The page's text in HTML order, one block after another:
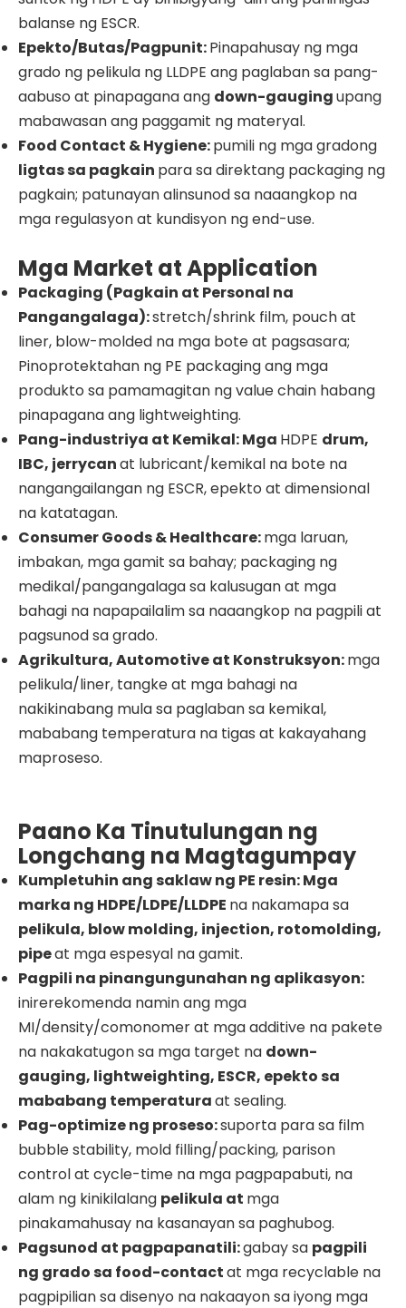
balanse ng ESCR.
Epekto/Butas/Pagpunit:Pinapahusay ng mga
grado ng pelikula ng LLDPE ang paglaban sa pang-
aabuso at pinapagana ang down-gaugingupang
mabawasan ang paggamit ng materyal.
Food Contact & Hygiene:pumili ng mga gradong
ligtas sa pagkain para sa direktang packaging ng
pagkain; patunayan alinsunod sa naaangkop na
mga regulasyon at kundisyon ng end-use.
Mga Market at Application
Packaging (Pagkain at Personal na
Pangangalaga):stretch/shrink film, pouch at
liner, blow-molded na mga bote at pagsasara;
Pinoprotektahan ng PE packaging ang mga
produkto sa pamamagitan ng value chain habang
pinapagana ang lightweighting.
Pang-industriya at Kemikal: Mga HDPE drum,
IBC, jerrycanat lubricant/kemikal na bote na
nangangailangan ng ESCR, epekto at dimensional
na katatagan.
Consumer Goods & Healthcare:mga laruan,
imbakan, mga gamit sa bahay; packaging ng
medikal/pangangalaga sa kalusugan at mga
bahagi na napapailalim sa naaangkop na pagpili at
pagsunod sa grado.
Agrikultura, Automotive at Konstruksyon:mga
pelikula/liner, tangke at mga bahagi na
nakikinabang mula sa paglaban sa kemikal,
mababang temperatura na tigas at kakayahang
maproseso.
Paano Ka Tinutulungan ng
Longchang na Magtagumpay
Kumpletuhin ang saklaw ng PE resin: Mga
marka ng HDPE/LDPE/LLDPE na nakamapa sa
pelikula, blow molding, injection, rotomolding,
pipeat mga espesyal na gamit.
Pagpili na pinangungunahan ng aplikasyon:
inirerekomenda namin ang mga
MI/density/comonomer at mga additive na pakete
na nakakatugon sa mga target na down-
gauging, lightweighting, ESCR, epekto sa
mababang temperaturaat sealing.
Pag-optimize ng proseso:suporta para sa film
bubble stability, mold filling/packing, parison
control at cycle-time na mga pagpapabuti, na
alam ng kinikilalang pelikula at mga
pinakamahusay na kasanayan sa paghubog.
Pagsunod at pagpapanatili:gabay sa pagpili
ng grado sa food-contactat mga recyclable na
pagpipilian sa disenyo na nakaayon sa iyong mga